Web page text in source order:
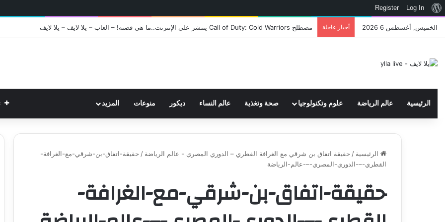
نبذة
ووردبريس
Log In
Register
الخميس, أغسطس 6 2026 أخبار عاجلة اتحاد WWE يسجل ثلاث علامات تجارية تتعلق في الألعاب..هل هناك إعلان قريب! – العاب – يلا لايف – يلا لايف
الرئيسية عالم الرياضة علوم وتكنولوجيا صحة وتغذية عالم النساء ديكور منوعات المزيد
الرئيسية / حقيقة اتفاق بن شرقي مع الغرافة القطري – الدوري المصري - عالم الرياضة / حقيقة-اتفاق-بن-شرقي-مع-الغرافة-
القطري-–-الدوري-المصري-–-عالم-الرياضة
حقيقة-اتفاق-بن-شرقي-مع-الغرافة-